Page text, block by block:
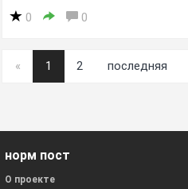
0 0
« 1 2 последняя
норм пост
О проекте